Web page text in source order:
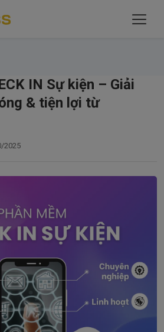
IN Sự kiện – Giải
& tiện lợi từ
2025